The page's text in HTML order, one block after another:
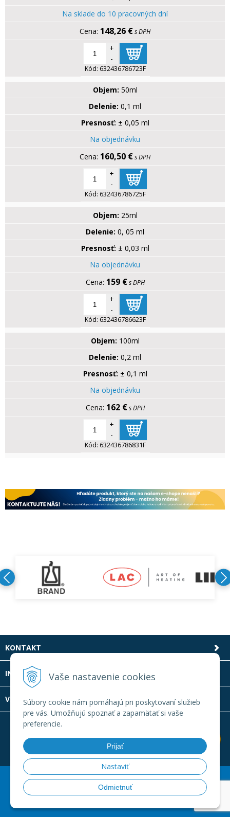
Vaše nastavenie cookies
Súbory cookie nám pomáhajú pri poskytovaní služieb
pre vás. Umožňujú spoznať a zapamätať si vaše
preferencie.
Prijať
Nastaviť
Odmietnuť
Na sklade do 10 pracovných dní
148,26 €s DPH
+
-
Kód: 632436786723F
Objem: 50ml
Delenie: 0,1 ml
Presnosť: ± 0,05 ml
Na objednávku
160,50 €s DPH
+
-
Kód: 632436786725F
Objem: 25ml
Delenie: 0, 05 ml
Presnosť: ± 0,03 ml
Na objednávku
159 € s DPH
+
-
Kód: 632436786623F
Objem: 100ml
Delenie: 0,2 ml
Presnosť: ± 0,1 ml
Na objednávku
162 € s DPH
+
-
Kód: 632436786831F
KONTAKT
INFOLINKA
VŠETKO O NÁKUPE
© 2026 Laboratornatechnika.sk •Created
e-shop Pohoda
connectorbyNextCom s.r.o.